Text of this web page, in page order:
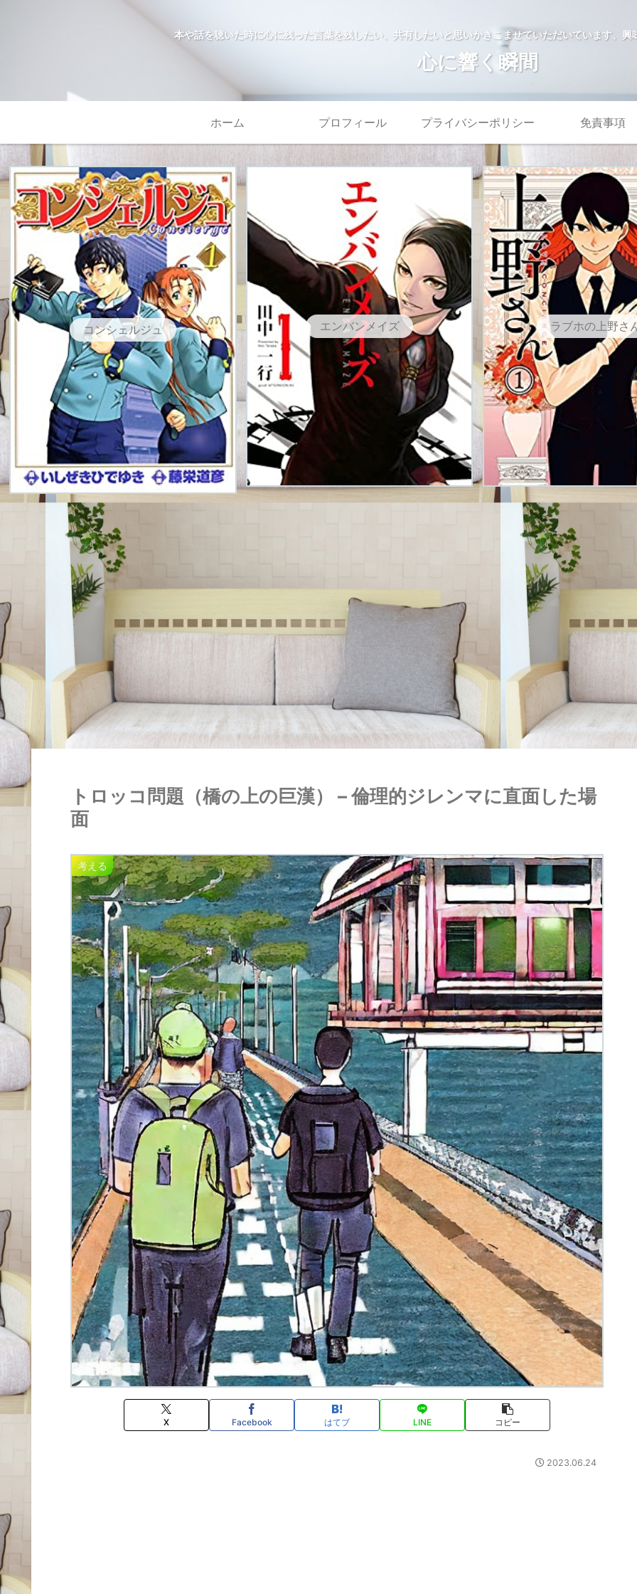
本や話を聴いた時に心に残った言葉を残したい、共有したいと思いかきこませていただいています、
心に響く瞬間
ホーム プロフィール プライバシーポリシー 免責事項
コンシェルジュ エンバンメイズ ラブホの上野さ
トロッコ問題（橋の上の巨漢） – 倫理的ジレンマに直面した場
面
考える
X Facebook はてブ LINE コピー
2023.06.24